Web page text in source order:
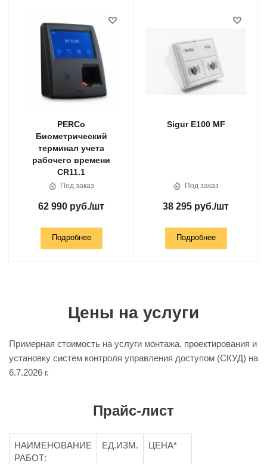
PERCo
Биометрический
терминал учета
рабочего времени
CR11.1
Под заказ
62 990 руб./шт
Подробнее
Sigur E100 MF
Под заказ
38 295 руб./шт
Подробнее
Цены на услуги
Примерная стоимость на услуги монтажа, проектирования и
установку систем контроля управления доступом (СКУД) на
6.7.2026 г.
Прайс-лист
НАИМЕНОВАНИЕ
РАБОТ:
ЕД.ИЗМ. ЦЕНА*